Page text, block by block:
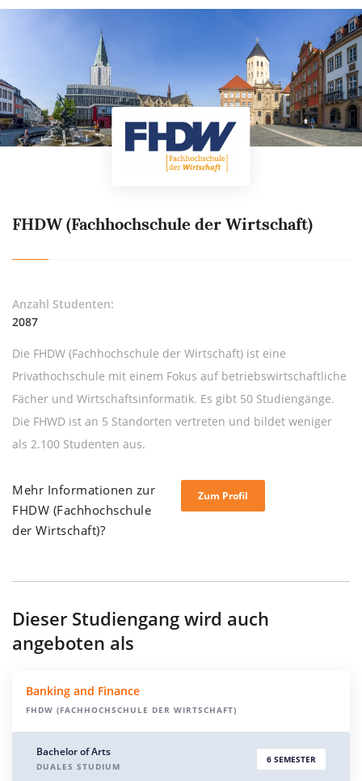
FHDW (Fachhochschule der Wirtschaft)
Anzahl Studenten:
2087
Die FHDW (Fachhochschule der Wirtschaft) ist eine
Privathochschule mit einem Fokus auf betriebswirtschaftliche
Fächer und Wirtschaftsinformatik. Es gibt 50 Studiengänge.
Die FHWD ist an 5 Standorten vertreten und bildet weniger
als 2.100 Studenten aus.
Mehr Informationen zur
FHDW (Fachhochschule
der Wirtschaft)?
Zum Profil
Dieser Studiengang wird auch
angeboten als
Banking and Finance
FHDW (FACHHOCHSCHULE DER WIRTSCHAFT)
Bachelor of Arts
DUALES STUDIUM
6 SEMESTER